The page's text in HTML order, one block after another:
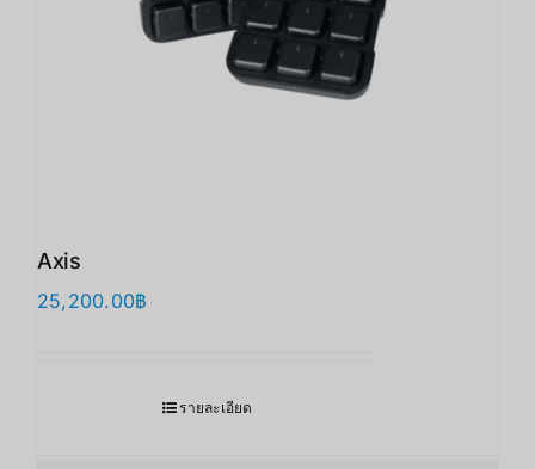
Axis
25,200.00฿
รายละเอียด